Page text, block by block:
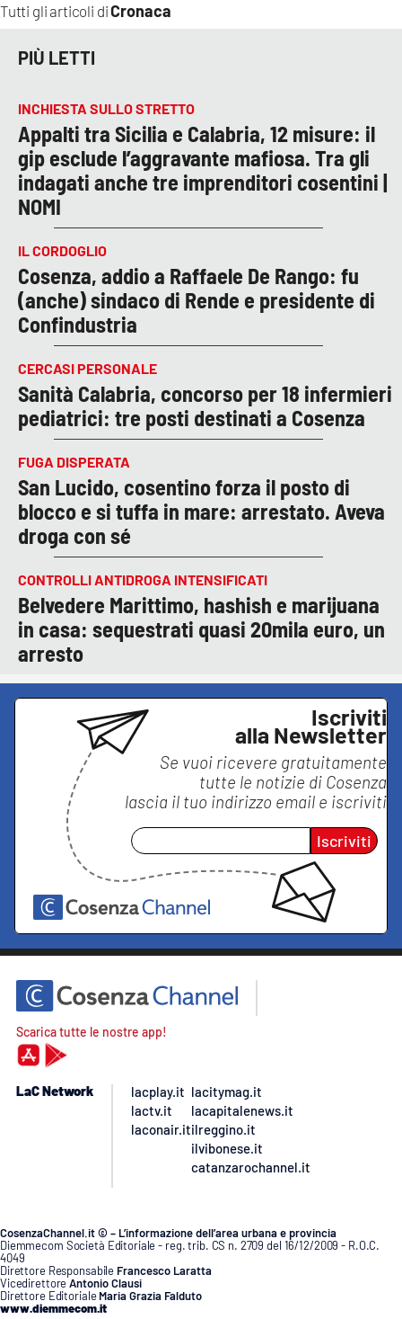
Tutti gli articoli diCronaca
PIÙ LETTI
INCHIESTA SULLO STRETTO
Appalti tra Sicilia e Calabria, 12 misure: il
gip esclude l’aggravante mafiosa. Tra gli
indagati anche tre imprenditori cosentini |
NOMI
IL CORDOGLIO
Cosenza, addio a Raffaele De Rango: fu
(anche) sindaco di Rende e presidente di
Confindustria
CERCASI PERSONALE
Sanità Calabria, concorso per 18 infermieri
pediatrici: tre posti destinati a Cosenza
FUGA DISPERATA
San Lucido, cosentino forza il posto di
blocco e si tuffa in mare: arrestato. Aveva
droga con sé
CONTROLLI ANTIDROGA INTENSIFICATI
Belvedere Marittimo, hashish e marijuana
in casa: sequestrati quasi 20mila euro, un
arresto
Iscriviti
alla Newsletter
Se vuoi ricevere gratuitamente
tutte le notizie di Cosenza
lascia il tuo indirizzo email e iscriviti
Iscriviti
Scarica tutte le nostre app!
LaC Network
lacplay.it
lactv.it
laconair.it
lacitymag.it
lacapitalenews.it
ilreggino.it
ilvibonese.it
catanzarochannel.it
CosenzaChannel.it © – L’informazione dell’area urbana e provincia
Diemmecom Società Editoriale - reg. trib. CS n. 2709 del 16/12/2009 - R.O.C.
4049
Direttore Responsabile Francesco Laratta
VicedirettoreAntonio Clausi
Direttore Editoriale Maria Grazia Falduto
www.diemmecom.it